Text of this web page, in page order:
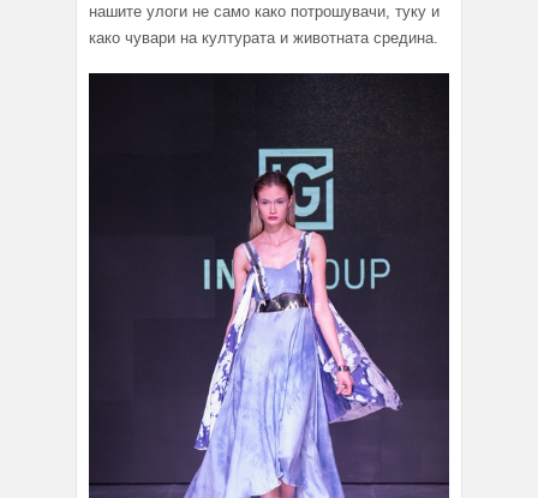
нашите улоги не само како потрошувачи, туку и
како чувари на културата и животната средина.